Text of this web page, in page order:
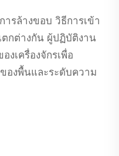
ารล้างขอบ วิธีการเข้า
กต่างกัน ผู้ปฏิบัติงาน
งเครื่องจักรเพื่อ
องพื้นและระดับความ